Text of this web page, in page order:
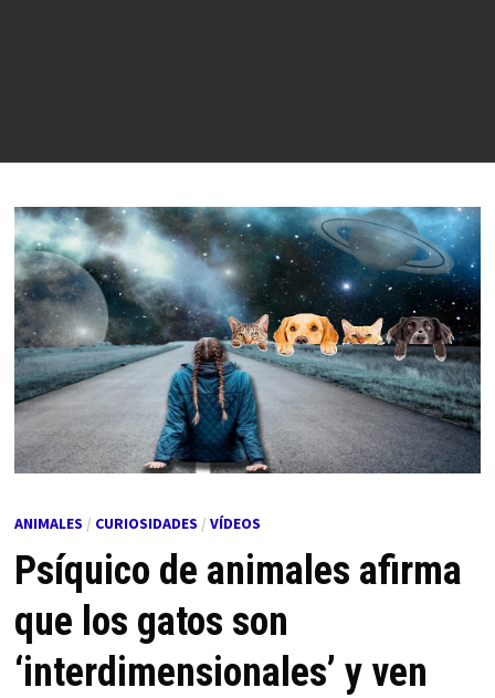
ANIMALES / CURIOSIDADES / VÍDEOS
Psíquico de animales afirma
que los gatos son
‘interdimensionales’ y ven